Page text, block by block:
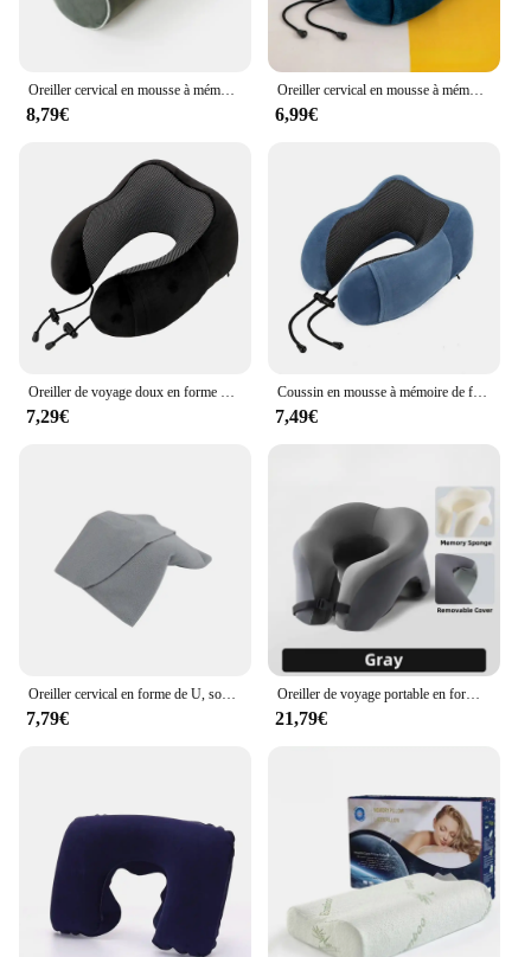
8,79€
Oreiller cervical en mousse à mémoire de forme en U, oreiller de voyage doux, oreiller de massage, oreiller d'avion endormi, literie de soins de santé cervicale
6,99€
7,29€
Coussin en mousse à mémoire de forme sans sac de transport, essentiels de voyage, oreillers en forme de U, oreiller de voyage, protection du cou, soutien du cou
7,49€
7,79€
Oreiller de voyage portable en forme de U, oreillers de couchage en mousse à mémoire de forme, oreiller de sieste de bureau, coussin de cou d'avion de voiture, support de tête ergonomique
21,79€